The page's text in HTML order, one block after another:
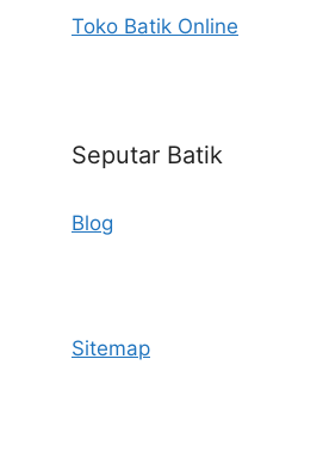
Toko Batik Online
Seputar Batik
Blog
Sitemap